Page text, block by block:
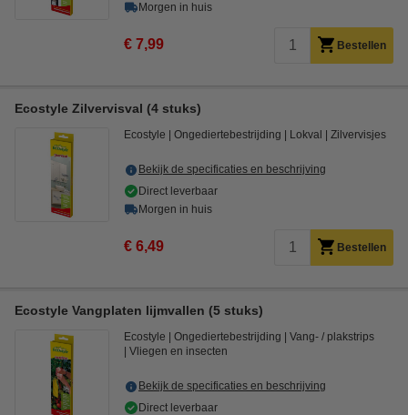
Morgen in huis
€ 7,99 Bestellen
Ecostyle Zilvervisval (4 stuks)
Ecostyle Ongediertebestrijding Lokval Zilvervisjes
Bekijk de specificaties en beschrijving
Direct leverbaar
Morgen in huis
€ 6,49 Bestellen
Ecostyle Vangplaten lijmvallen (5 stuks)
Ecostyle Ongediertebestrijding
Vang- / plakstrips
Vliegen en insecten
Bekijk de specificaties en beschrijving
Direct leverbaar